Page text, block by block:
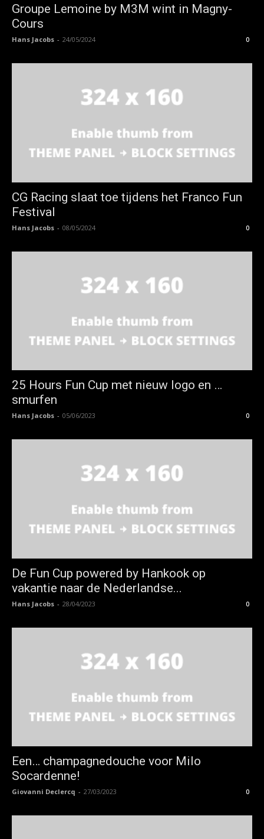
Groupe Lemoine by M3M wint in Magny-
Cours
Hans Jacobs - 24/05/2024 0
CG Racing slaat toe tijdens het Franco Fun
Festival
Hans Jacobs - 08/05/2024 0
25 Hours Fun Cup met nieuw logo en …
smurfen
Hans Jacobs - 05/06/2023 0
De Fun Cup powered by Hankook op
vakantie naar de Nederlandse...
Hans Jacobs - 28/04/2023 0
Een… champagnedouche voor Milo
Socardenne!
Giovanni Declercq - 27/03/2023 0